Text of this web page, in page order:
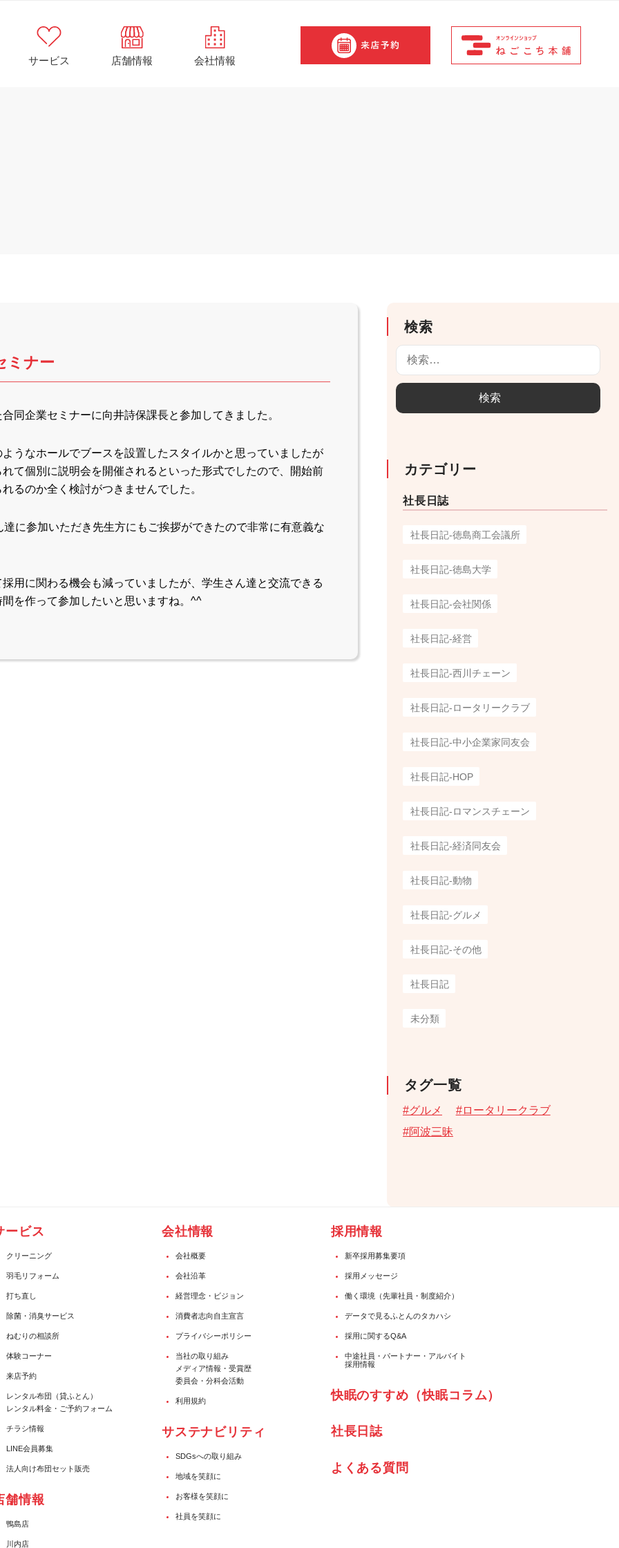
サービス 店舗情報 会社情報
検索
カテゴリー
社長日誌
社長日記-徳島商工会議所
社長日記-徳島大学
社長日記-会社関係
社長日記-経営
社長日記-西川チェーン
社長日記-ロータリークラブ
社長日記-中小企業家同友会
社長日記-HOP
社長日記-ロマンスチェーン
社長日記-経済同友会
社長日記-動物
社長日記-グルメ
社長日記-その他
社長日記
未分類
タグ一覧
グルメ
ロータリークラブ
阿波三昧
ミナー
同企業セミナーに向井詩保課長と参加してきました。
うなホールでブースを設置したスタイルかと思っていましたが
て個別に説明会を開催されるといった形式でしたので、開始前
るのか全く検討がつきませんでした。
に参加いただき先生方にもご挨拶ができたので非常に有意義な
用に関わる機会も減っていましたが、学生さん達と交流できる
を作って参加したいと思いますね。^^
ービス
クリーニング
羽毛リフォーム
打ち直し
除菌・消臭サービス
ねむりの相談所
体験コーナー
来店予約
レンタル布団（貸ふとん）
レンタル料金・ご予約フォーム
チラシ情報
LINE会員募集
法人向け布団セット販売
舗情報
鴨島店
川内店
会社情報
会社概要
会社沿革
経営理念・ビジョン
消費者志向自主宣言
プライバシーポリシー
当社の取り組み
メディア情報・受賞歴
委員会・分科会活動
利用規約
サステナビリティ
SDGsへの取り組み
地域を笑顔に
お客様を笑顔に
社員を笑顔に
採用情報
新卒採用募集要項
採用メッセージ
働く環境（先輩社員・制度紹介）
データで見るふとんのタカハシ
採用に関するQ&A
中途社員・パートナー・アルバイト
採用情報
快眠のすすめ（快眠コラム）
社⾧日誌
よくある質問